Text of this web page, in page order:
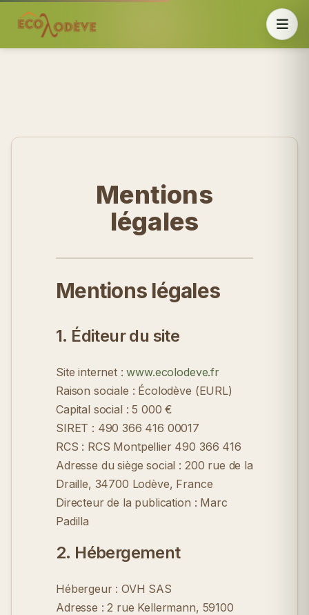
Mentions
légales
Mentions légales
1. Éditeur du site
Site internet : www.ecolodeve.fr
Raison sociale : Écolodève (EURL)
Capital social : 5 000 €
SIRET : 490 366 416 00017
RCS : RCS Montpellier 490 366 416
Adresse du siège social : 200 rue de la
Draille, 34700 Lodève, France
Directeur de la publication : Marc
Padilla
2. Hébergement
Hébergeur : OVH SAS
Adresse : 2 rue Kellermann, 59100